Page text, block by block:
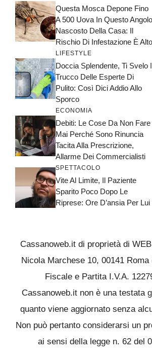
Questa Mosca Depone Fino
A 500 Uova In Questo Angolo
Nascosto Della Casa: Il
Rischio Di Infestazione È Alto
LIFESTYLE
Doccia Splendente, Ti Svelo
Trucco Delle Esperte Di
Pulito: Così Dici Addio Allo
Sporco
ECONOMIA
Debiti: Le Cose Da Non Fare
Mai Perché Sono Rinuncia
Tacita Alla Prescrizione,
Allarme Dei Commercialisti
SPETTACOLO
Vite Al Limite, Il Paziente
Sparito Poco Dopo Le
Riprese: Ore D’ansia Per Lui
Cassanoweb.it di proprietà di
Nicola Marchese 10, 00141
Fiscale e Partita I.V.A.
Cassanoweb.it non è una testata
quanto viene aggiornato senza
Non può pertanto considerarsi un
ai sensi della legge n. 62 del